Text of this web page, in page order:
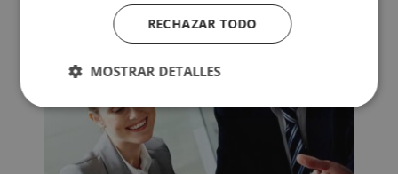
era:
2.380,00€.
es:
595,00€.
RECHAZAR TODO
MOSTRAR DETALLES